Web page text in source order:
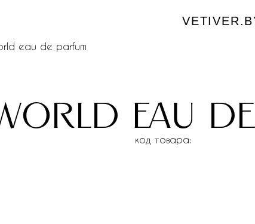
eau de parfum
eau
код товара: